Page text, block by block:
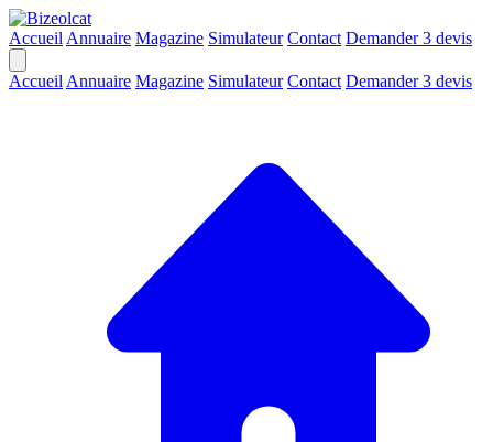
Accueil Annuaire Magazine Simulateur Contact Demander 3 devis
Accueil Annuaire Magazine Simulateur Contact Demander 3 devis